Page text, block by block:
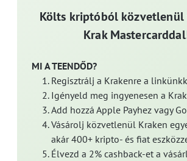
Költs kriptóból közvetlenül
Krak
MI A TEENDŐD?
Regisztrálj a Krakenre a
Igényeld meg ingyenesen a
Add hozzá Apple Payhez vagy
Vásárolj közvetlenül Kraken
akár 400+ kripto- és fiat
Élvezd a 2% cashback-et a